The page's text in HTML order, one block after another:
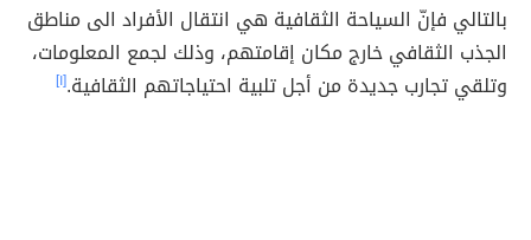
بالتالي فإنّ السياحة الثقافية هي انتقال الأفراد الى مناطق
الجذب الثقافي خارج مكان إقامتهم، وذلك لجمع المعلومات،
وتلقي تجارب جديدة من أجل تلبية احتياجاتهم الثقافية.[١]